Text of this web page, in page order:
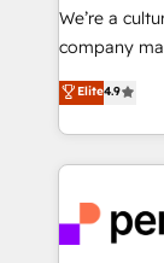
Portuguese,
that drive
Platform
Year LATAM
business
you grow
We’re a
company
thinkers. We
ideas,
and—most
into bold
Elite4.9